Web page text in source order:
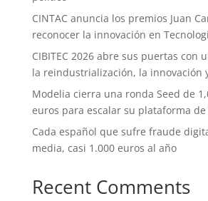
CINTAC anuncia los premios Juan
reconocer la innovación en
CIBITEC 2026 abre sus puertas con
la reindustrialización, la innovación
Modelia cierra una ronda Seed de
euros para escalar su plataforma
Cada español que sufre fraude
media, casi 1.000 euros al año
Recent Comments